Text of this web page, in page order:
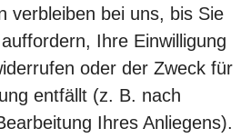
verbleiben bei uns, bis Sie
Ihre Einwilligung
oder der Zweck für
entfällt (z. B. nach
Ihres Anliegens).